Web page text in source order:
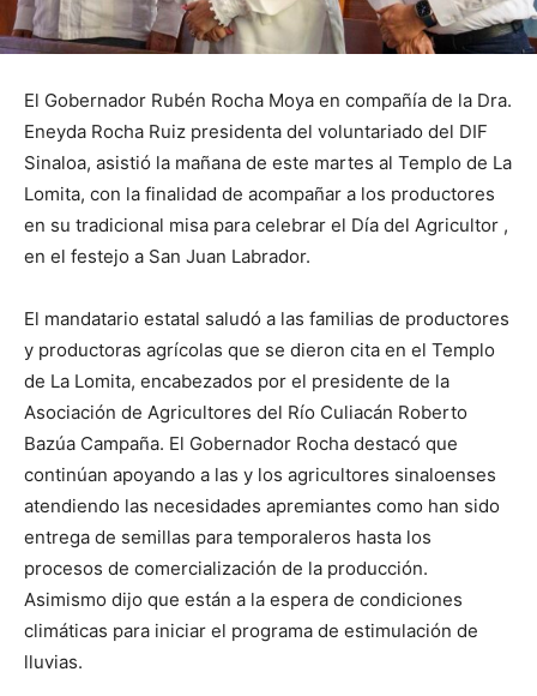
El Gobernador Rubén Rocha Moya en compañía de la Dra.
Eneyda Rocha Ruiz presidenta del voluntariado del DIF
Sinaloa, asistió la mañana de este martes al Templo de La
Lomita, con la finalidad de acompañar a los productores
en su tradicional misa para celebrar el Día del Agricultor ,
en el festejo a San Juan Labrador.
El mandatario estatal saludó a las familias de productores
y productoras agrícolas que se dieron cita en el Templo
de La Lomita, encabezados por el presidente de la
Asociación de Agricultores del Río Culiacán Roberto
Bazúa Campaña. El Gobernador Rocha destacó que
continúan apoyando a las y los agricultores sinaloenses
atendiendo las necesidades apremiantes como han sido
entrega de semillas para temporaleros hasta los
procesos de comercialización de la producción.
Asimismo dijo que están a la espera de condiciones
climáticas para iniciar el programa de estimulación de
lluvias.